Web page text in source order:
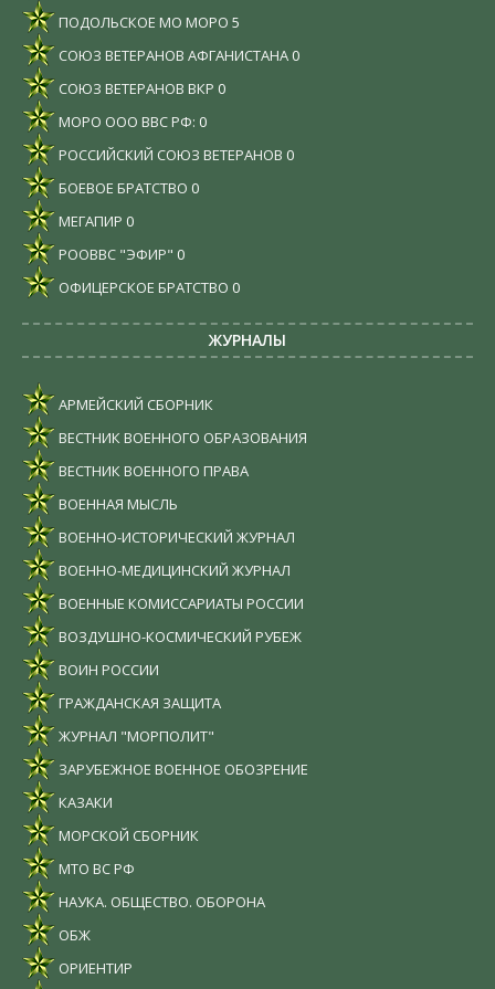
ПОДОЛЬСКОЕ МО МОРО 5
СОЮЗ ВЕТЕРАНОВ АФГАНИСТАНА 0
СОЮЗ ВЕТЕРАНОВ ВКР 0
МОРО ООО ВВС РФ: 0
РОССИЙСКИЙ СОЮЗ ВЕТЕРАНОВ 0
БОЕВОЕ БРАТСТВО 0
МЕГАПИР 0
РООВВС "ЭФИР" 0
ОФИЦЕРСКОЕ БРАТСТВО 0
ЖУРНАЛЫ
АРМЕЙСКИЙ СБОРНИК
ВЕСТНИК ВОЕННОГО ОБРАЗОВАНИЯ
ВЕСТНИК ВОЕННОГО ПРАВА
ВОЕННАЯ МЫСЛЬ
ВОЕННО-ИСТОРИЧЕСКИЙ ЖУРНАЛ
ВОЕННО-МЕДИЦИНСКИЙ ЖУРНАЛ
ВОЕННЫЕ КОМИССАРИАТЫ РОССИИ
ВОЗДУШНО-КОСМИЧЕСКИЙ РУБЕЖ
ВОИН РОССИИ
ГРАЖДАНСКАЯ ЗАЩИТА
ЖУРНАЛ "МОРПОЛИТ"
ЗАРУБЕЖНОЕ ВОЕННОЕ ОБОЗРЕНИЕ
КАЗАКИ
МОРСКОЙ СБОРНИК
МТО ВС РФ
НАУКА. ОБЩЕСТВО. ОБОРОНА
ОБЖ
ОРИЕНТИР